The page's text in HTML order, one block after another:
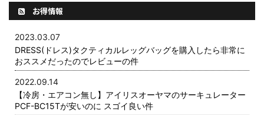
お得情報
2023.03.07
DRESS(ドレス)タクティカルレッグバッグを購入したら非常に
おススメだったのでレビューの件
2022.09.14
【冷房・エアコン無し】アイリスオーヤマのサーキュレーター
PCF-BC15Tが安いのに スゴイ良い件